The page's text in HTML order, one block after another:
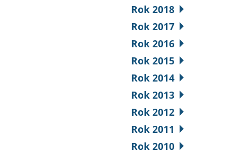
Rok 2018
Rok 2017
Rok 2016
Rok 2015
Rok 2014
Rok 2013
Rok 2012
Rok 2011
Rok 2010